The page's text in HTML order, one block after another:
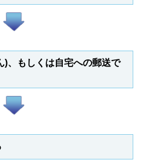
)、もしくは自宅への郵送で